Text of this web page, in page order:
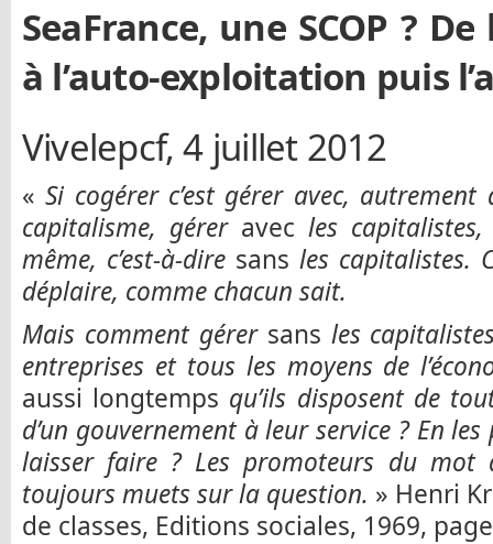
SeaFrance, une SCOP ?
à l’auto-exploitation puis
Vivelepcf, 4 juillet 2012
«Si cogérer c’est gérer avec,
capitalisme, gérer avec les capitalistes,
même, c’est-à-dire sans les capitalistes.
déplaire, comme chacun sait.
Mais comment gérer sans les
entreprises et tous les moyens de
aussi longtemps qu’ils disposent de
d’un gouvernement à leur service ? En
laisser faire ? Les promoteurs du mot
toujours muets sur la question. » Henri
de classes, Editions sociales, 1969,